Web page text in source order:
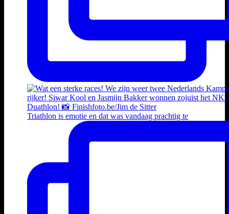
Triathlon is emotie en dat was vandaag prachtig te